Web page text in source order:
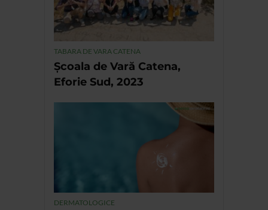
TABARA DE VARA CATENA
Școala de Vară Catena,
Eforie Sud, 2023
DERMATOLOGICE